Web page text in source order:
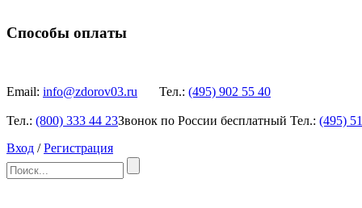
Способы оплаты
Email: info@zdorov03.ru Тел.: (495) 902 55 40
Тел.: (800) 333 44 23Звонок по России бесплатный Тел.: (495)
Вход /Регистрация